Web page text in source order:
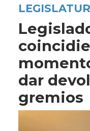
dar
gremios